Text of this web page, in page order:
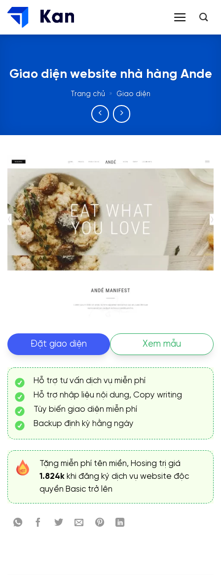
Bỏ
qua
nội
Giao diện website nhà hàng Ande
Trang chủ » Giao diện
Đặt giao diện Xem mẫu
Hỗ trợ tư vấn dịch vụ miễn phí
Hỗ trợ nhập liệu nội dung, Copy writing
Tùy biến giao diện miễn phí
Backup định kỳ hằng ngày
Tặng miễn phí tên miền, Hosing trị giá
1.824k khi đăng ký dịch vụ website độc
quyền Basic trở lên